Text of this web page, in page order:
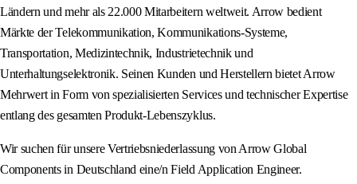
Ländern und mehr als 22.000 Mitarbeitern weltweit. Arrow bedient
Märkte der Telekommunikation, Kommunikations-Systeme,
Transportation, Medizintechnik, Industrietechnik und
Unterhaltungselektronik. Seinen Kunden und Herstellern bietet Arrow
Mehrwert in Form von spezialisierten Services und technischer Expertise
entlang des gesamten Produkt-Lebenszyklus.
Wir suchen für unsere Vertriebsniederlassung von Arrow Global
Components in Deutschland eine/n Field Application Engineer.